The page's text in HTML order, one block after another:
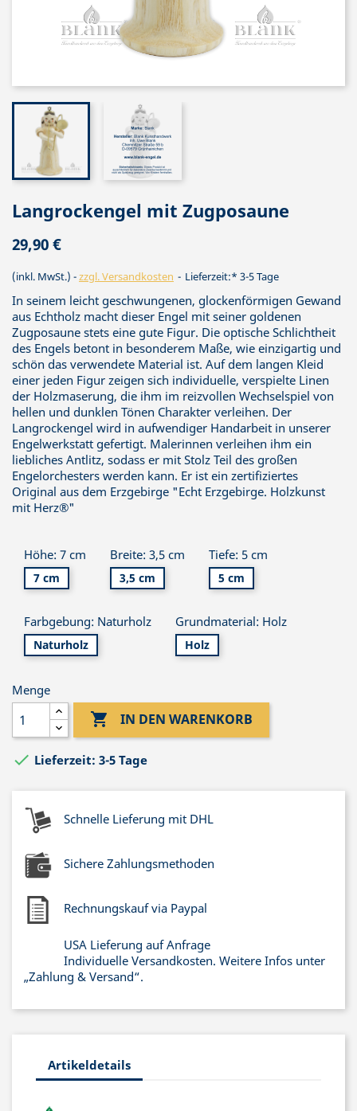
Langrockengel mit Zugposaune
29,90 €
(inkl. MwSt.) zzgl. Versandkosten Lieferzeit:* 3-5 Tage
In seinem leicht geschwungenen, glockenförmigen Gewand
aus Echtholz macht dieser Engel mit seiner goldenen
Zugposaune stets eine gute Figur. Die optische Schlichtheit
des Engels betont in besonderem Maße, wie einzigartig und
schön das verwendete Material ist. Auf dem langen Kleid
einer jeden Figur zeigen sich individuelle, verspielte Linen
der Holzmaserung, die ihm im reizvollen Wechselspiel von
hellen und dunklen Tönen Charakter verleihen. Der
Langrockengel wird in aufwendiger Handarbeit in unserer
Engelwerkstatt gefertigt. Malerinnen verleihen ihm ein
liebliches Antlitz, sodass er mit Stolz Teil des großen
Engelorchesters werden kann. Er ist ein zertifiziertes
Original aus dem Erzgebirge "Echt Erzgebirge. Holzkunst
mit Herz®"
Höhe: 7 cm
7 cm
Breite: 3,5 cm
3,5 cm
Tiefe: 5 cm
5 cm
Farbgebung: Naturholz
Naturholz
Grundmaterial: Holz
Holz
Menge
 IN DEN WARENKORB
 Lieferzeit: 3-5 Tage
Schnelle Lieferung mit DHL
Sichere Zahlungsmethoden
Rechnungskauf via Paypal
USA Lieferung auf Anfrage
Individuelle Versandkosten. Weitere Infos unter
„Zahlung & Versand“.
Artikeldetails